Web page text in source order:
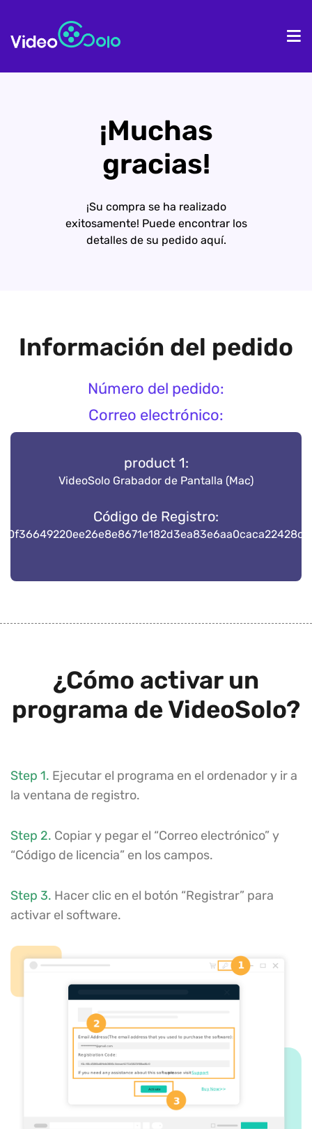
¡Muchas
gracias!
¡Su compra se ha realizado
exitosamente! Puede encontrar los
detalles de su pedido aquí.
Información del pedido
Número del pedido:
Correo electrónico:
product 1:
VideoSolo Grabador de Pantalla (Mac)
Código de Registro:
¿Cómo activar un
programa de VideoSolo?
Step 1. Ejecutar el programa en el ordenador y ir a
la ventana de registro.
Step 2. Copiar y pegar el “Correo electrónico” y
“Código de licencia” en los campos.
Step 3. Hacer clic en el botón “Registrar” para
activar el software.